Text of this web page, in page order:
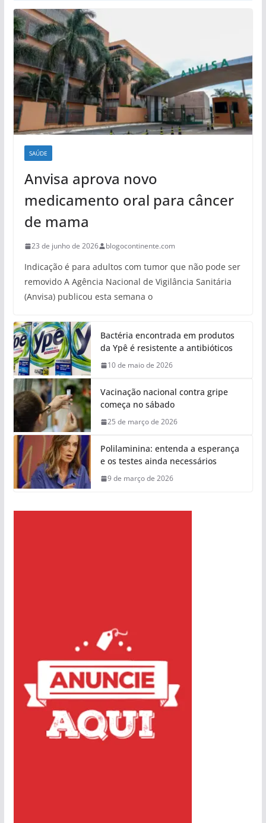
SAÚDE
Anvisa aprova novo
medicamento oral para câncer
de mama
23 de junho de 2026 blogocontinente.com
Indicação é para adultos com tumor que não pode ser
removido A Agência Nacional de Vigilância Sanitária
(Anvisa) publicou esta semana o
Bactéria encontrada em produtos
da Ypê é resistente a antibióticos
10 de maio de 2026
Vacinação nacional contra gripe
começa no sábado
25 de março de 2026
Polilaminina: entenda a esperança
e os testes ainda necessários
9 de março de 2026